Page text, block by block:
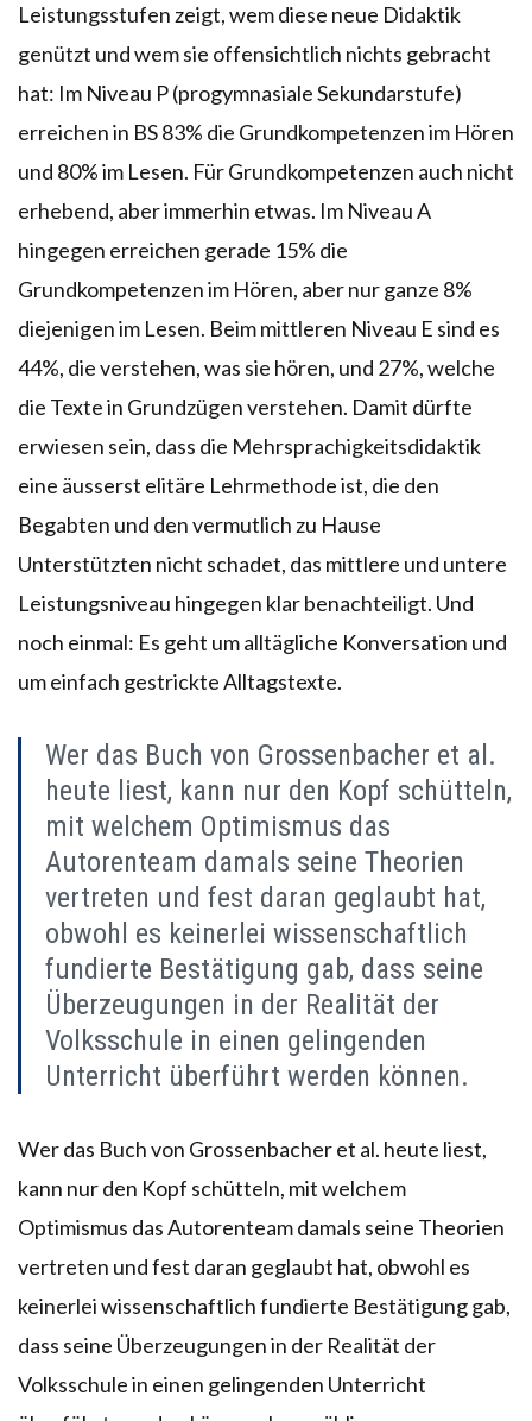
Leistungsstufen zeigt, wem diese neue Didaktik
genützt und wem sie offensichtlich nichts gebracht
hat: Im Niveau P (progymnasiale Sekundarstufe)
erreichen in BS 83% die Grundkompetenzen im Hören
und 80% im Lesen. Für Grundkompetenzen auch nicht
erhebend, aber immerhin etwas. Im Niveau A
hingegen erreichen gerade 15% die
Grundkompetenzen im Hören, aber nur ganze 8%
diejenigen im Lesen. Beim mittleren Niveau E sind es
44%, die verstehen, was sie hören, und 27%, welche
die Texte in Grundzügen verstehen. Damit dürfte
erwiesen sein, dass die Mehrsprachigkeitsdidaktik
eine äusserst elitäre Lehrmethode ist, die den
Begabten und den vermutlich zu Hause
Unterstützten nicht schadet, das mittlere und untere
Leistungsniveau hingegen klar benachteiligt. Und
noch einmal: Es geht um alltägliche Konversation und
um einfach gestrickte Alltagstexte.
Wer das Buch von Grossenbacher et al.
heute liest, kann nur den Kopf schütteln,
mit welchem Optimismus das
Autorenteam damals seine Theorien
vertreten und fest daran geglaubt hat,
obwohl es keinerlei wissenschaftlich
fundierte Bestätigung gab, dass seine
Überzeugungen in der Realität der
Volksschule in einen gelingenden
Unterricht überführt werden können.
Wer das Buch von Grossenbacher et al. heute liest,
kann nur den Kopf schütteln, mit welchem
Optimismus das Autorenteam damals seine Theorien
vertreten und fest daran geglaubt hat, obwohl es
keinerlei wissenschaftlich fundierte Bestätigung gab,
dass seine Überzeugungen in der Realität der
Volksschule in einen gelingenden Unterricht